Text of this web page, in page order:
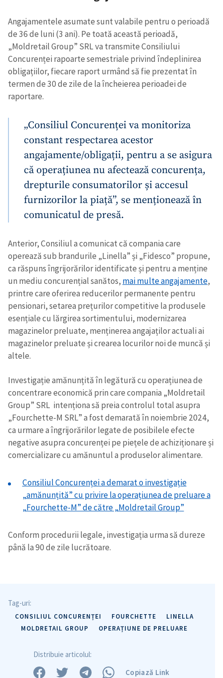
Trimite o informație
Despre ZdG
на русском
Angajamentele asumate sunt valabile pentru o perioadă
de 36 de luni (3 ani). Pe toată această perioadă,
„Moldretail Group” SRL va transmite Consiliului
Concurenței rapoarte semestriale privind îndeplinirea
obligațiilor, fiecare raport urmând să fie prezentat în
termen de 30 de zile de la încheierea perioadei de
raportare.
„Consiliul Concurenței va monitoriza
constant respectarea acestor
angajamente/obligații, pentru a se asigura
că operațiunea nu afectează concurența,
drepturile consumatorilor și accesul
furnizorilor la piață”, se menționează în
comunicatul de presă.
Anterior, Consiliul a comunicat că compania care
operează sub brandurile „Linella” și „Fidesco” propune,
ca răspuns îngrijorărilor identificate și pentru a menține
un mediu concurențial sanătos, mai multe angajamente,
printre care oferirea reducerilor permanente pentru
pensionari, setarea prețurilor competitive la produsele
esențiale cu lărgirea sortimentului, modernizarea
magazinelor preluate, menținerea angajaților actuali ai
magazinelor preluate și crearea locurilor noi de muncă și
altele.
Investigație amănunțită în legătură cu operațiunea de
concentrare economică prin care compania „Moldretail
Group” SRL intenționa să preia controlul total asupra
„Fourchette-M SRL” a fost demarată în noiembrie 2024,
ca urmare a îngrijorărilor legate de posibilele efecte
negative asupra concurenței pe piețele de achiziționare și
comercializare cu amănuntul a produselor alimentare.
Consiliul Concurenței a demarat o investigație
„amănunțită” cu privire la operațiunea de preluare a
„Fourchette-M” de către „Moldretail Group”
Conform procedurii legale, investigația urma să dureze
până la 90 de zile lucrătoare.
Tag-uri:
CONSILIUL CONCURENȚEI FOURCHETTE
LINELLA
MOLDRETAIL GROUP
OPERAȚIUNE DE PRELUARE
Distribuie articolul:
Copiază Link